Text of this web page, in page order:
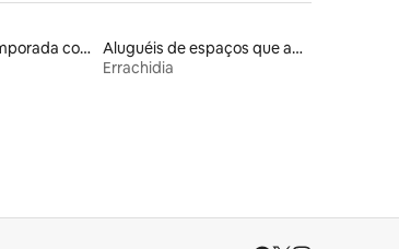
Aluguéis por temporada com café da manhã
Aluguéis de espaços que aceitam animais de estimação
Errachidia